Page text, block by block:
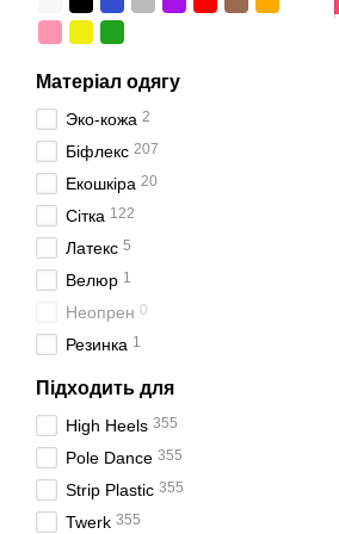
Матеріал одягу
Эко-кожа 2
Біфлекс 207
Екошкіра 20
Сітка 122
Латекс 5
Велюр 1
Неопрен 0
Резинка 1
Підходить для
High Heels 355
Pole Dance 355
Strip Plastic 355
Twerk 355